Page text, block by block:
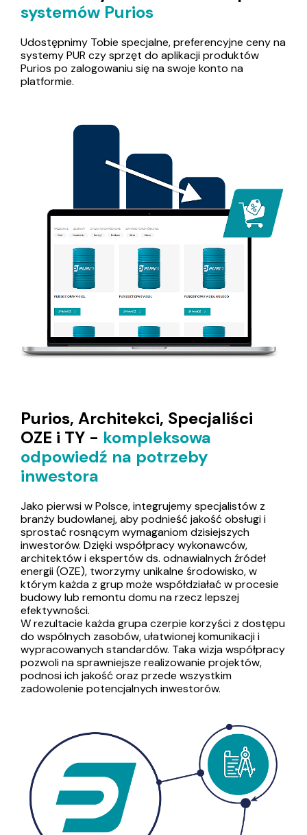
systemów Purios
Udostępnimy Tobie specjalne, preferencyjne ceny na
systemy PUR czy sprzęt do aplikacji produktów
Purios po zalogowaniu się na swoje konto na
platformie.
Purios, Architekci, Specjaliści
OZE i TY - kompleksowa
odpowiedź na potrzeby
inwestora
Jako pierwsi w Polsce, integrujemy specjalistów z
branży budowlanej, aby podnieść jakość obsługi i
sprostać rosnącym wymaganiom dzisiejszych
inwestorów. Dzięki współpracy wykonawców,
architektów i ekspertów ds. odnawialnych źródeł
energii (OZE), tworzymy unikalne środowisko, w
którym każda z grup może współdziałać w procesie
budowy lub remontu domu na rzecz lepszej
efektywności.
W rezultacie każda grupa czerpie korzyści z dostępu
do wspólnych zasobów, ułatwionej komunikacji i
wypracowanych standardów. Taka wizja współpracy
pozwoli na sprawniejsze realizowanie projektów,
podnosi ich jakość oraz przede wszystkim
zadowolenie potencjalnych inwestorów.